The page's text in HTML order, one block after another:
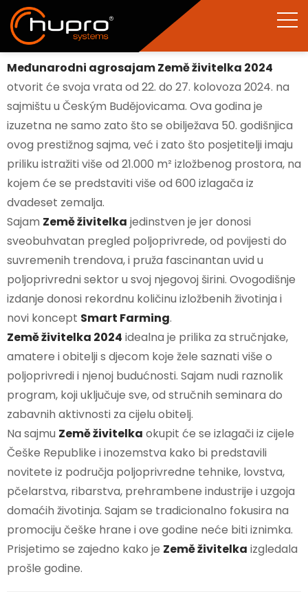
Međunarodni agrosajam Země živitelka 2024
otvorit će svoja vrata od 22. do 27. kolovoza 2024. na
sajmištu u Českým Budějovicama. Ova godina je
izuzetna ne samo zato što se obilježava 50. godišnjica
ovog prestižnog sajma, već i zato što posjetitelji imaju
priliku istražiti više od 21.000 m² izložbenog prostora, na
kojem će se predstaviti više od 600 izlagača iz
dvadeset zemalja.
Sajam Země živitelka jedinstven je jer donosi
sveobuhvatan pregled poljoprivrede, od povijesti do
suvremenih trendova, i pruža fascinantan uvid u
poljoprivredni sektor u svoj njegovoj širini. Ovogodišnje
izdanje donosi rekordnu količinu izložbenih životinja i
novi koncept Smart Farming.
Země živitelka 2024 idealna je prilika za stručnjake,
amatere i obitelji s djecom koje žele saznati više o
poljoprivredi i njenoj budućnosti. Sajam nudi raznolik
program, koji uključuje sve, od stručnih seminara do
zabavnih aktivnosti za cijelu obitelj.
Na sajmu Země živitelka okupit će se izlagači iz cijele
Češke Republike i inozemstva kako bi predstavili
novitete iz područja poljoprivredne tehnike, lovstva,
pčelarstva, ribarstva, prehrambene industrije i uzgoja
domaćih životinja. Sajam se tradicionalno fokusira na
promociju češke hrane i ove godine neće biti iznimka.
Prisjetimo se zajedno kako je Země živitelka izgledala
prošle godine.